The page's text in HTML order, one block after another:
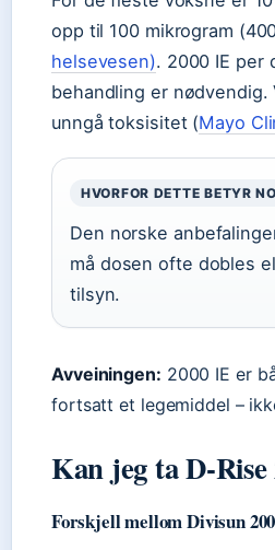
opp til 100 mikrogram
helsevesen). 2000 IE per
behandling er
unngå toksisitet (Mayo
HVORFOR DETTE BETYR
Den norske
må dosen ofte dobles
tilsyn.
Avveiningen: 2000 IE er
fortsatt et legemiddel –
Kan jeg ta D-Rise
Forskjell mellom Divisun